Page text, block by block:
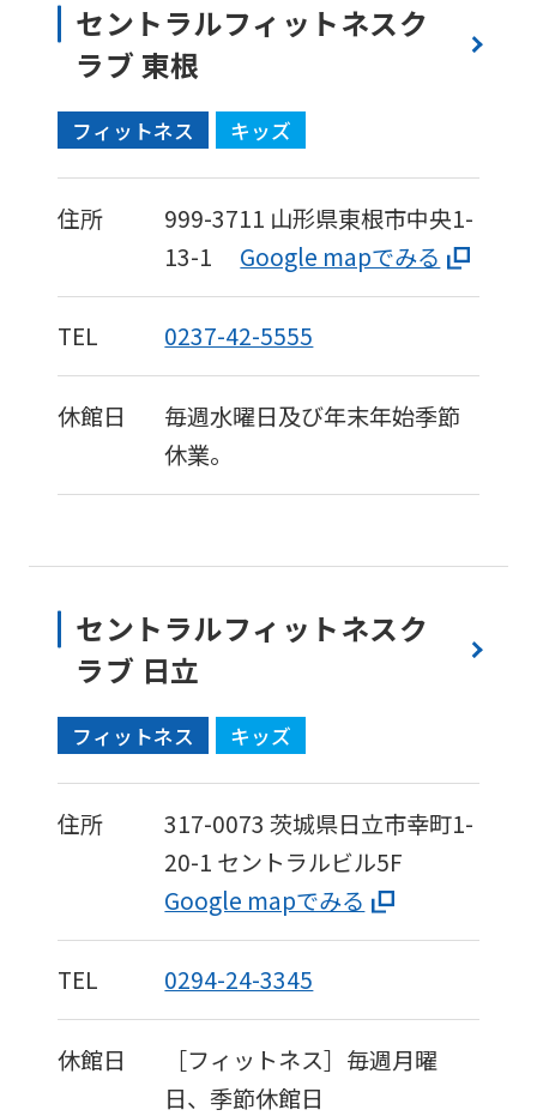
セントラルフィットネスク
ラブ 東根
フィットネス キッズ
住所 999-3711 山形県東根市中央1-
13-1
Google mapでみる
TEL 0237-42-5555
休館日
毎週水曜日及び年末年始季節
休業。
セントラルフィットネスク
ラブ 日立
フィットネス キッズ
住所 317-0073 茨城県日立市幸町1-
20-1 セントラルビル5F
Google mapでみる
TEL 0294-24-3345
休館日
［フィットネス］毎週月曜
日、季節休館日